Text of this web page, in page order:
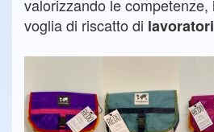
valorizzando le
voglia di riscatto di